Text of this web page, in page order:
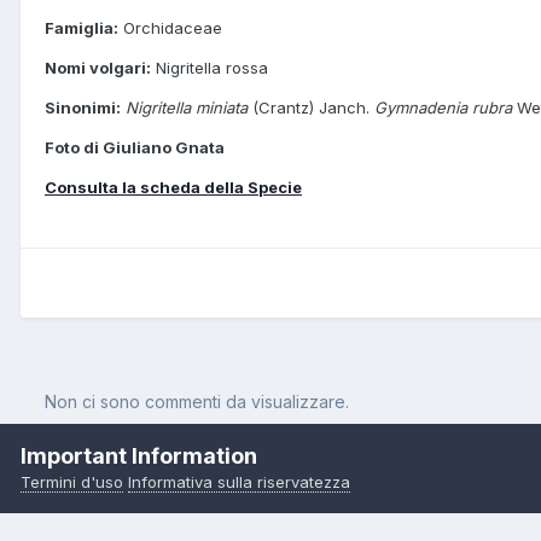
Famiglia: Orchidaceae
Nomi volgari: Nigritella rossa
Sinonimi: Nigritella miniata (Crantz) Janch. Gymnadenia rubra
Foto di Giuliano Gnata
Consulta la scheda della Specie
Non ci sono commenti da visualizzare.
Pagina Iniziale Orchidee Nigritella rubra subsp. rubra (Wettst.) K.
Important Information
Termini d'uso Informativa sulla riservatezza